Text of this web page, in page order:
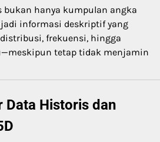
hanya kumpulan angka
informasi deskriptif yang
frekuensi, hingga
tetap tidak menjamin
Data Historis dan